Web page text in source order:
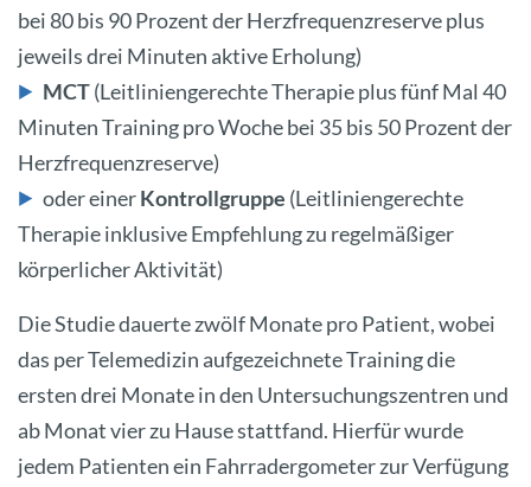
bei 80 bis 90 Prozent der Herzfrequenzreserve plus
jeweils drei Minuten aktive Erholung)
MCT(Leitliniengerechte Therapie plus fünf Mal 40
Minuten Training pro Woche bei 35 bis 50 Prozent der
Herzfrequenzreserve)
oder einerKontrollgruppe (Leitliniengerechte
Therapie inklusive Empfehlung zu regelmäßiger
körperlicher Aktivität)
Die Studie dauerte zwölf Monate pro Patient, wobei
das per Telemedizin aufgezeichnete Training die
ersten drei Monate in den Untersuchungszentren und
ab Monat vier zu Hause stattfand. Hierfür wurde
jedem Patienten ein Fahrradergometer zur Verfügung